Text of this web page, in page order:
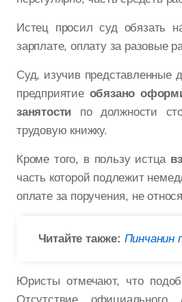
Истец просил суд обязать
зарплате, оплату за разовые
Суд, изучив представленные
предприятие обязано
занятости по должности
трудовую книжку.
Кроме того, в пользу истца
часть которой подлежит
оплате за поручения, не
Читайте также: Пинчанин
Юристы отмечают, что